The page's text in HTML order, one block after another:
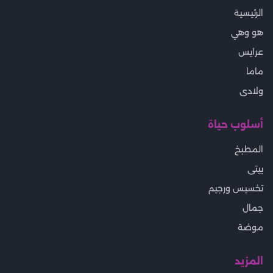
الرئيسية
هو وهي
عرايس
ماما
ولادى
أسلوب حياة
المطبخ
بيتى
تخسيس ورجيم
جمال
موضة
المزيد